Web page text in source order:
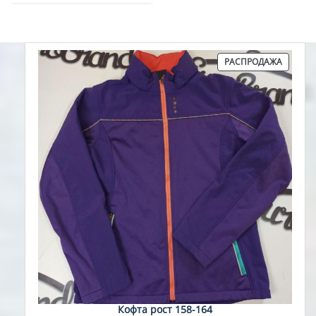
РАСПРОДАЖА
ТОВАР
Кофта рост 158-164